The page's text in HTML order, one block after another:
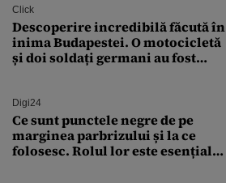
Click
Descoperire incredibilă făcută în
inima Budapestei. O motocicletă
și doi soldați germani au fost
Digi24
Ce sunt punctele negre de pe
marginea parbrizului și la ce
folosesc. Rolul lor este esențial